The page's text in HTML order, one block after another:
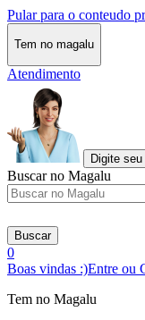
Pular para o conteudo
Tem no magalu
Atendimento
Digite seu
Buscar no Magalu
Buscar
0
Boas vindas :)Entre ou
Tem no Magalu